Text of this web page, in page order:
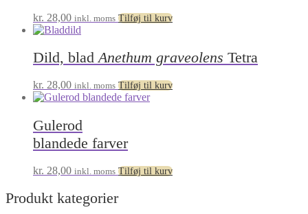
kr. 28,00 inkl. moms Tilføj til kurv
Dild, bladAnethum graveolens Tetra
kr. 28,00 inkl. moms Tilføj til kurv
Gulerod
blandede farver
kr. 28,00 inkl. moms Tilføj til kurv
Produkt kategorier